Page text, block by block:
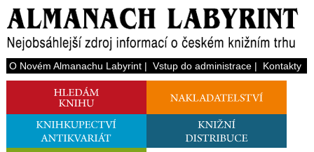
O Novém Almanachu Labyrint| Vstup do administrace| Kontakty